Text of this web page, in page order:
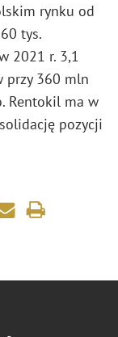
rynku od
tys.
2021 r. 3,1
przy 360 mln
Rentokil ma w
pozycji